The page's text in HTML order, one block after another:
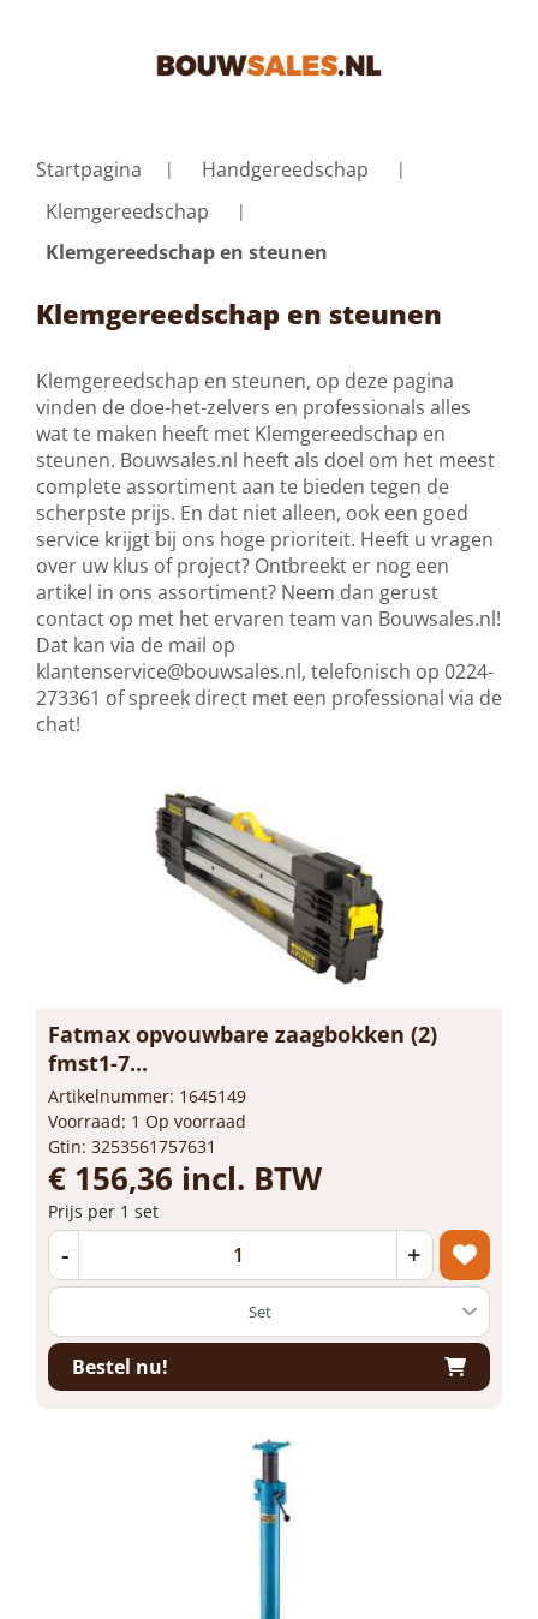
Startpagina
Handgereedschap
Klemgereedschap
Klemgereedschap en steunen
Klemgereedschap en steunen
Klemgereedschap en steunen, op deze pagina
vinden de doe-het-zelvers en professionals alles
wat te maken heeft met Klemgereedschap en
steunen. Bouwsales.nl heeft als doel om het meest
complete assortiment aan te bieden tegen de
scherpste prijs. En dat niet alleen, ook een goed
service krijgt bij ons hoge prioriteit. Heeft u vragen
over uw klus of project? Ontbreekt er nog een
artikel in ons assortiment? Neem dan gerust
contact op met het ervaren team van Bouwsales.nl!
Dat kan via de mail op
klantenservice@bouwsales.nl, telefonisch op 0224-
273361 of spreek direct met een professional via de
chat!
Fatmax opvouwbare zaagbokken (2)
fmst1-7...
Artikelnummer: 1645149
Voorraad: 1 Op voorraad
Gtin: 3253561757631
€ 156,36 incl. BTW
Prijs per 1 set
- +
Bestel nu!